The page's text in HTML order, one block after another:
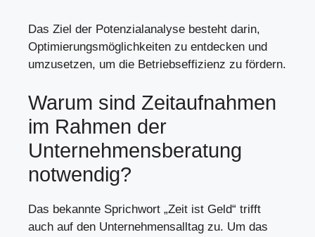
Das Ziel der Potenzialanalyse besteht darin,
Optimierungsmöglichkeiten zu entdecken und
umzusetzen, um die Betriebseffizienz zu fördern.
Warum sind Zeitaufnahmen
im Rahmen der
Unternehmensberatung
notwendig?
Das bekannte Sprichwort „Zeit ist Geld“ trifft
auch auf den Unternehmensalltag zu. Um das